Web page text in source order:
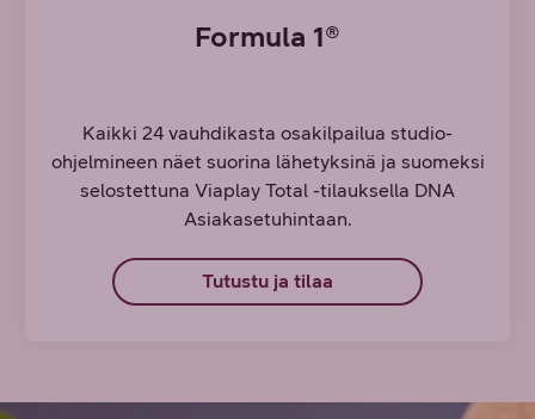
Formula 1®
Kaikki 24 vauhdikasta osakilpailua studio-
ohjelmineen näet suorina lähetyksinä ja suomeksi
selostettuna Viaplay Total -tilauksella DNA
Asiakasetuhintaan.
Tutustu ja tilaa